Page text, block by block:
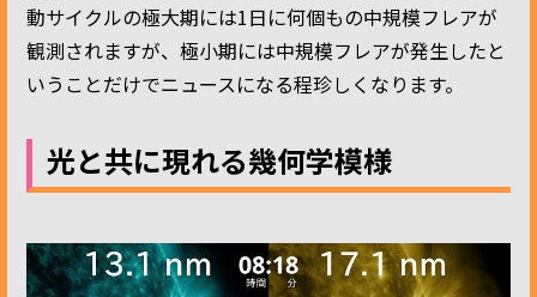
動サイクルの極大期には1日に何個もの中規模フレアが
観測されますが、極小期には中規模フレアが発生したと
いうことだけでニュースになる程珍しくなります。
光と共に現れる幾何学模様